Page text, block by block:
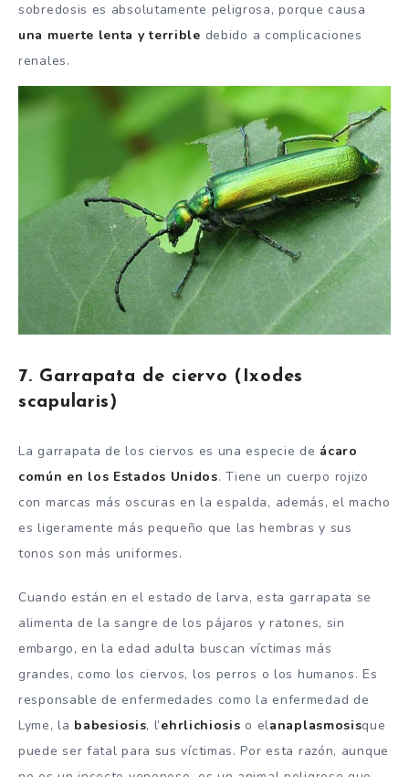
sobredosis es absolutamente peligrosa, porque causa
una muerte lenta y terrible debido a complicaciones
renales.
7. Garrapata de ciervo (Ixodes
scapularis)
La garrapata de los ciervos es una especie de ácaro
común en los Estados Unidos. Tiene un cuerpo rojizo
con marcas más oscuras en la espalda, además, el macho
es ligeramente más pequeño que las hembras y sus
tonos son más uniformes.
Cuando están en el estado de larva, esta garrapata se
alimenta de la sangre de los pájaros y ratones, sin
embargo, en la edad adulta buscan víctimas más
grandes, como los ciervos, los perros o los humanos. Es
responsable de enfermedades como la enfermedad de
Lyme, la babesiosis, l’ehrlichiosis o elanaplasmosisque
puede ser fatal para sus víctimas. Por esta razón, aunque